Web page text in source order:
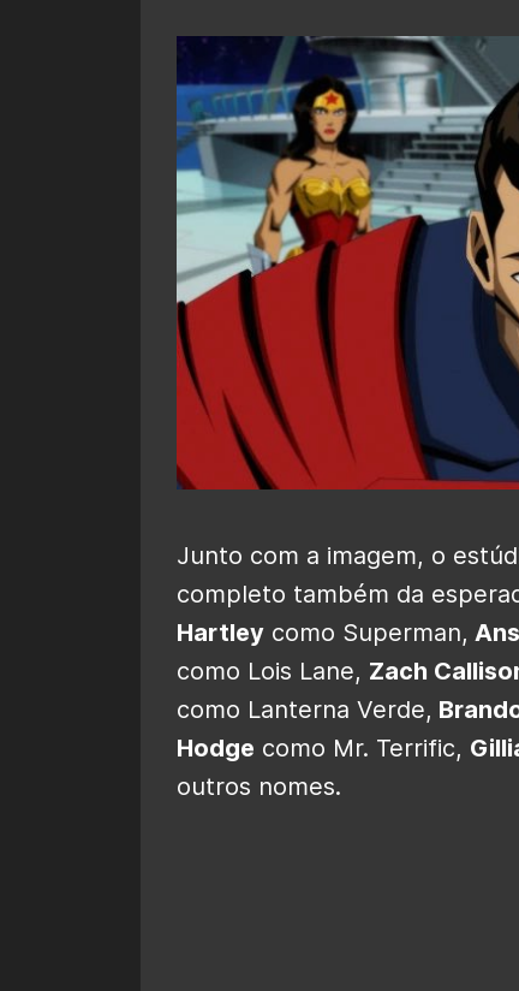
Junto com a imagem, o
completo também da
Hartley como Superman,
como Lois Lane, Zach
como Lanterna Verde,
Hodge como Mr. Terrific,
outros nomes.